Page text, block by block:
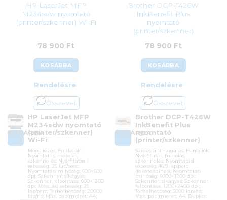
HP LaserJet MFP
M234sdw nyomtató
(printer/szkenner) Wi-Fi
78 900 Ft
KOSÁRBA
Rendelésre
Összevet
KOSÁRBA
HP LaserJet MFP
M234sdw nyomtató
(printer/szkenner)
Wi-Fi
Mono lézer; Funkciók:
Nyomtatás, másolás,
szkennelés; Nyomtatási
sebesség: 29 lap/perc;
Nyomtatási minőség: 600×600
dpi; Szkenner: síkágyas;
Szkenner felbontása: 600×1200
dpi; Másolási sebesség: 29
lap/perc; Terhelhetőség: 20000
lap/hó; Max. papírméret: A4;
Brother DCP-T426W
InkBenefit Plus
nyomtató
(printer/szkenner)
78 900 Ft
KOSÁRBA
Rendelésre
Összevet
KOSÁRBA
Brother DCP-T426W
InkBenefit Plus
nyomtató
(printer/szkenner)
Színes tintasugaras; Funkciók:
Nyomtatás, másolás,
szkennelés; Nyomtatási
sebesség: 16/9 lap/perc
(fekete/színes); Nyomtatási
minőség: 6000×1200 dpi;
Szkenner: síkágyas; Szkenner
felbontása: 1200×2400 dpi;;
Terhelhetőség: 3000 lap/hó;
Max. papírméret: A4; Duplex: